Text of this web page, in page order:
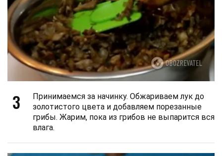
3
Принимаемся за начинку. Обжариваем лук до
золотистого цвета и добавляем порезанные
грибы. Жарим, пока из грибов не выпарится вся
влага.